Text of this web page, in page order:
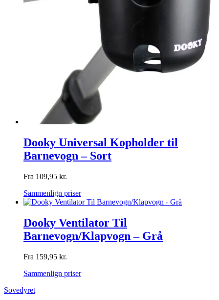
Dooky Universal Kopholder til
Barnevogn – Sort
Fra 109,95 kr.
Sammenlign priser
Dooky Ventilator Til
Barnevogn/Klapvogn – Grå
Fra 159,95 kr.
Sammenlign priser
Sovedyret